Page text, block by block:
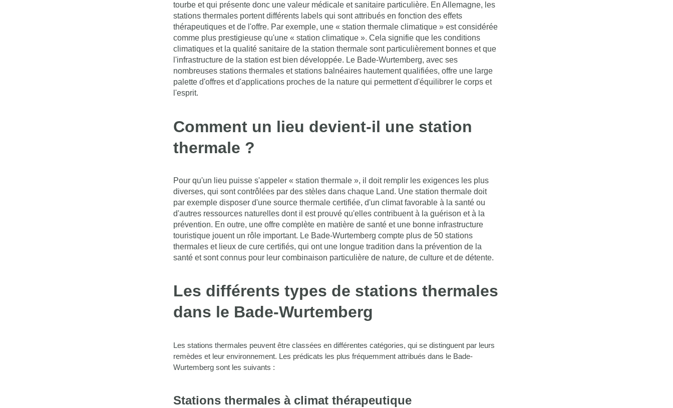
tourbe et qui présente donc une valeur médicale et sanitaire particulière. En Allemagne, les
stations thermales portent différents labels qui sont attribués en fonction des effets
thérapeutiques et de l'offre. Par exemple, une « station thermale climatique » est considérée
comme plus prestigieuse qu'une « station climatique ». Cela signifie que les conditions
climatiques et la qualité sanitaire de la station thermale sont particulièrement bonnes et que
l'infrastructure de la station est bien développée. Le Bade-Wurtemberg, avec ses
nombreuses stations thermales et stations balnéaires hautement qualifiées, offre une large
palette d'offres et d'applications proches de la nature qui permettent d'équilibrer le corps et
l'esprit.
Comment un lieu devient-il une station
thermale ?
Pour qu'un lieu puisse s'appeler « station thermale », il doit remplir les exigences les plus
diverses, qui sont contrôlées par des stèles dans chaque Land. Une station thermale doit
par exemple disposer d'une source thermale certifiée, d'un climat favorable à la santé ou
d'autres ressources naturelles dont il est prouvé qu'elles contribuent à la guérison et à la
prévention. En outre, une offre complète en matière de santé et une bonne infrastructure
touristique jouent un rôle important. Le Bade-Wurtemberg compte plus de 50 stations
thermales et lieux de cure certifiés, qui ont une longue tradition dans la prévention de la
santé et sont connus pour leur combinaison particulière de nature, de culture et de détente.
Les différents types de stations thermales
dans le Bade-Wurtemberg
Les stations thermales peuvent être classées en différentes catégories, qui se distinguent par leurs
remèdes et leur environnement. Les prédicats les plus fréquemment attribués dans le Bade-
Wurtemberg sont les suivants :
Stations thermales à climat thérapeutique